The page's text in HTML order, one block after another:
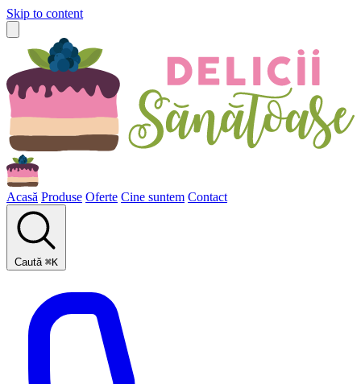
Skip to content
Acasă Produse Oferte Cine suntem Contact
Caută ⌘K